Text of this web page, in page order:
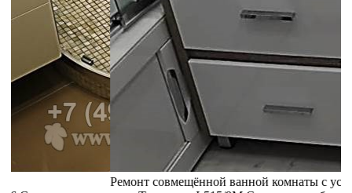
Ремонт совмещённой ванной комнаты с установкой теплого